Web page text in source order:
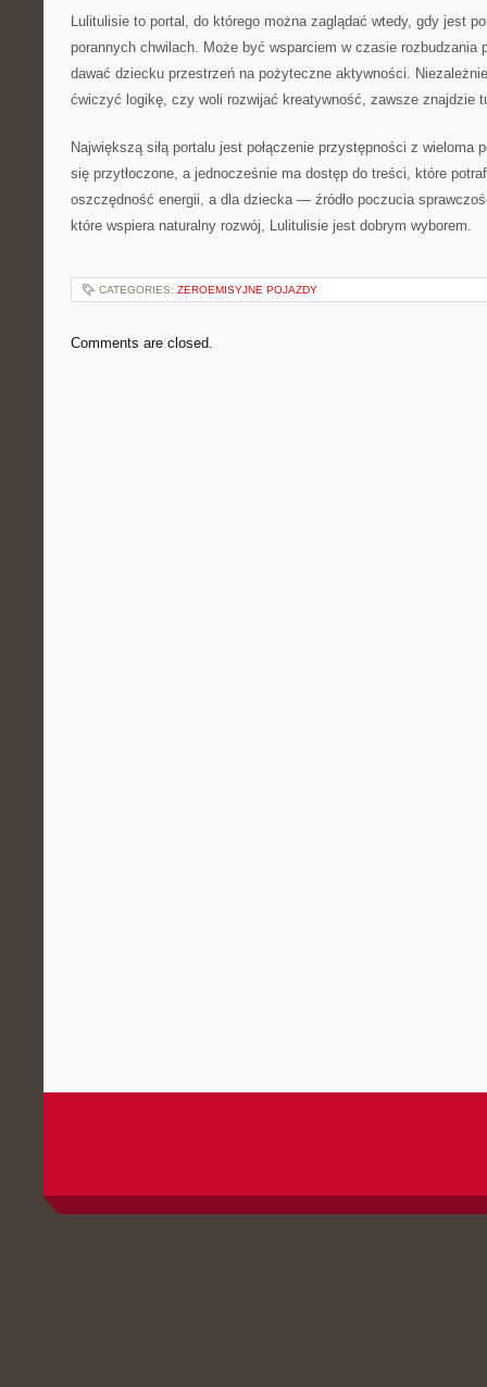
Lulitulisie to portal, do którego można zaglądać wtedy, gdy jest
porannych chwilach. Może być wsparciem w czasie rozbudzania
dawać dziecku przestrzeń na pożyteczne aktywności.
ćwiczyć logikę, czy woli rozwijać kreatywność, zawsze znajdzie
Największą siłą portalu jest połączenie przystępności z wieloma
się przytłoczone, a jednocześnie ma dostęp do treści, które
oszczędność energii, a dla dziecka — źródło poczucia
które wspiera naturalny rozwój, Lulitulisie jest dobrym wyborem.
CATEGORIES: ZEROEMISYJNE POJAZDY
Comments are closed.